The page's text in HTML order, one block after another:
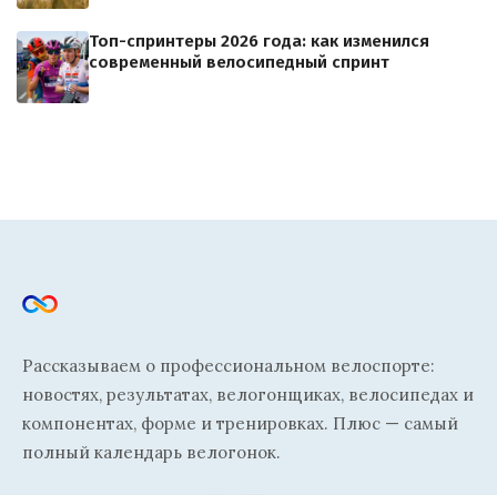
Топ-спринтеры 2026 года: как изменился
современный велосипедный спринт
Рассказываем о профессиональном велоспорте:
новостях, результатах, велогонщиках, велосипедах и
компонентах, форме и тренировках. Плюс — самый
полный календарь велогонок.